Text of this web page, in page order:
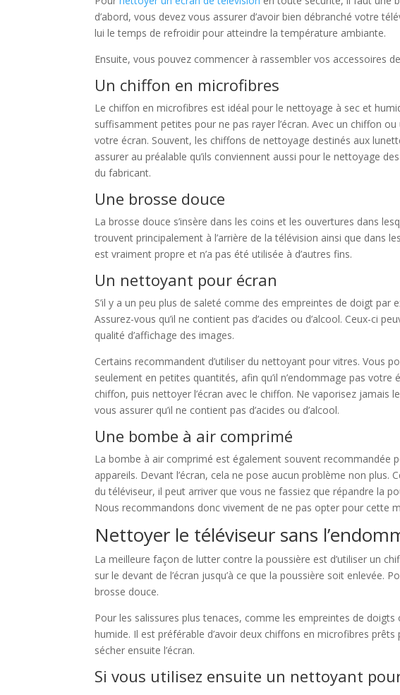
d’abord, vous devez vous assurer d’avoir bien débranché votre
lui le temps de refroidir pour atteindre la température ambiante.
Ensuite, vous pouvez commencer à rassembler vos accessoires
Un chiffon en microfibres
Le chiffon en microfibres est idéal pour le nettoyage à sec et
suffisamment petites pour ne pas rayer l’écran. Avec un chiffon
votre écran. Souvent, les chiffons de nettoyage destinés aux
assurer au préalable qu’ils conviennent aussi pour le nettoyage
du fabricant.
Une brosse douce
La brosse douce s’insère dans les coins et les ouvertures dans
trouvent principalement à l’arrière de la télévision ainsi que dans
est vraiment propre et n’a pas été utilisée à d’autres fins.
Un nettoyant pour écran
S’il y a un peu plus de saleté comme des empreintes de doigt
Assurez-vous qu’il ne contient pas d’acides ou d’alcool. Ceux-ci
qualité d’affichage des images.
Certains recommandent d’utiliser du nettoyant pour vitres. Vous
seulement en petites quantités, afin qu’il n’endommage pas
chiffon, puis nettoyer l’écran avec le chiffon. Ne vaporisez jamais
vous assurer qu’il ne contient pas d’acides ou d’alcool.
Une bombe à air comprimé
La bombe à air comprimé est également souvent recommandée
appareils. Devant l’écran, cela ne pose aucun problème non plus.
du téléviseur, il peut arriver que vous ne fassiez que répandre la
Nous recommandons donc vivement de ne pas opter pour cette
Nettoyer le téléviseur sans
La meilleure façon de lutter contre la poussière est d’utiliser un
sur le devant de l’écran jusqu’à ce que la poussière soit enlevée.
brosse douce.
Pour les salissures plus tenaces, comme les empreintes de
humide. Il est préférable d’avoir deux chiffons en microfibres
sécher ensuite l’écran.
Si vous utilisez ensuite un nettoyant